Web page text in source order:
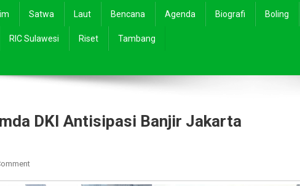
Satwa Laut Bencana Agenda Biografi Boling
RIC Sulawesi Riset Tambang
DKI Antisipasi Banjir Jakarta
On